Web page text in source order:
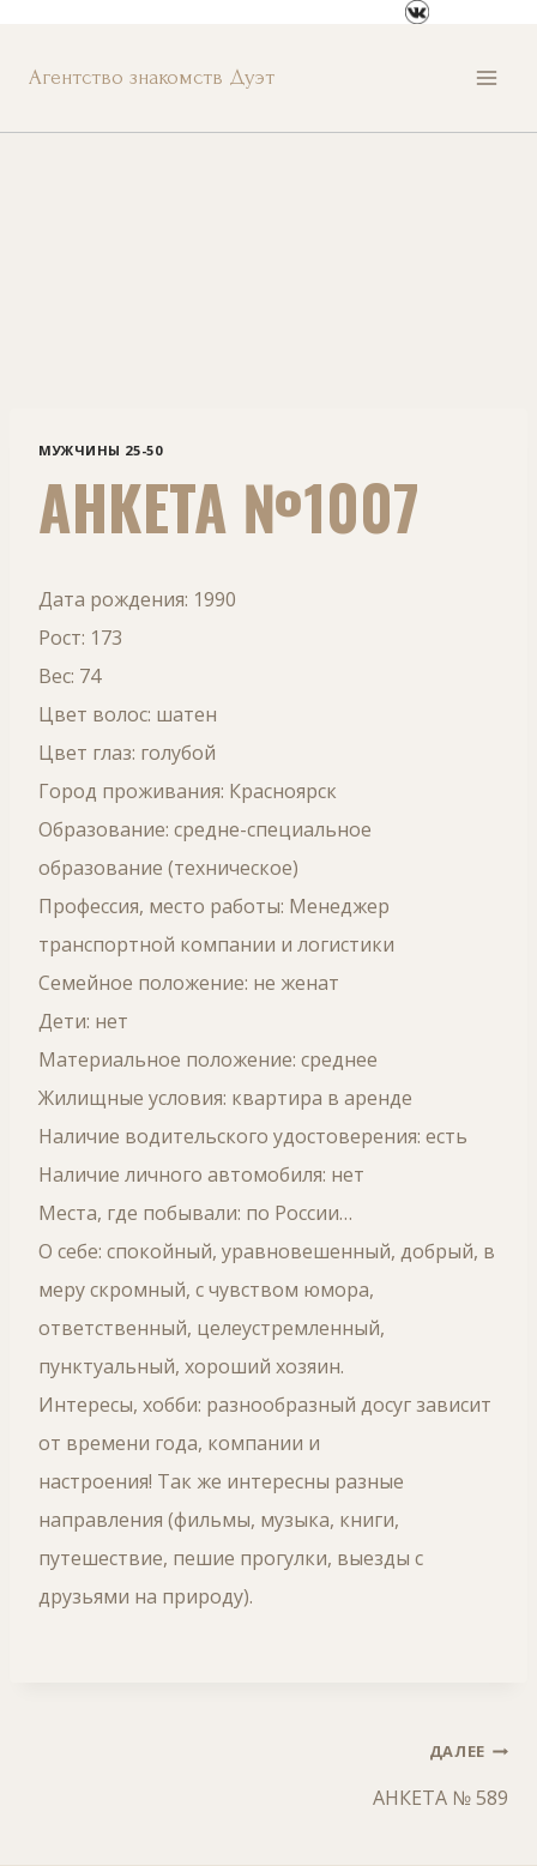
Агентство знакомств Дуэт
МУЖЧИНЫ 25-50
АНКЕТА №1007
Дата рождения: 1990
Рост: 173
Вес: 74
Цвет волос: шатен
Цвет глаз: голубой
Город проживания: Красноярск
Образование: средне-специальное
образование (техническое)
Профессия, место работы: Менеджер
транспортной компании и логистики
Семейное положение: не женат
Дети: нет
Материальное положение: среднее
Жилищные условия: квартира в аренде
Наличие водительского удостоверения: есть
Наличие личного автомобиля: нет
Места, где побывали: по России…
О себе: спокойный, уравновешенный, добрый, в
меру скромный, с чувством юмора,
ответственный, целеустремленный,
пунктуальный, хороший хозяин.
Интересы, хобби: разнообразный досуг зависит
от времени года, компании и
настроения! Так же интересны разные
направления (фильмы, музыка, книги,
путешествие, пешие прогулки, выезды с
друзьями на природу).
ДАЛЕЕ
АНКЕТА № 589